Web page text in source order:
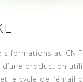
formations au
production
le cycle de l’émail